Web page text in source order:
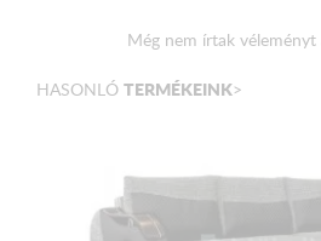
Ülőmagasság: 49 cm
Beülőmélység (párnával): 58 cm
Még nem írtak véleményt
HASONLÓ TERMÉKEINK>